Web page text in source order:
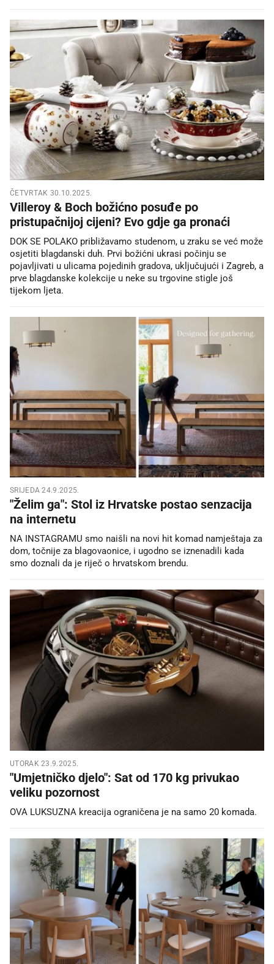
ČETVRTAK 30.10.2025.
Villeroy & Boch božićno posuđe po
pristupačnijoj cijeni? Evo gdje ga pronaći
DOK SE POLAKO približavamo studenom, u zraku se već može
osjetiti blagdanski duh. Prvi božićni ukrasi počinju se
pojavljivati u ulicama pojedinih gradova, uključujući i Zagreb, a
prve blagdanske kolekcije u neke su trgovine stigle još
tijekom ljeta.
SRIJEDA 24.9.2025.
"Želim ga": Stol iz Hrvatske postao senzacija
na internetu
NA INSTAGRAMU smo naišli na novi hit komad namještaja za
dom, točnije za blagovaonice, i ugodno se iznenadili kada
smo doznali da je riječ o hrvatskom brendu.
UTORAK 23.9.2025.
"Umjetničko djelo": Sat od 170 kg privukao
veliku pozornost
OVA LUKSUZNA kreacija ograničena je na samo 20 komada.